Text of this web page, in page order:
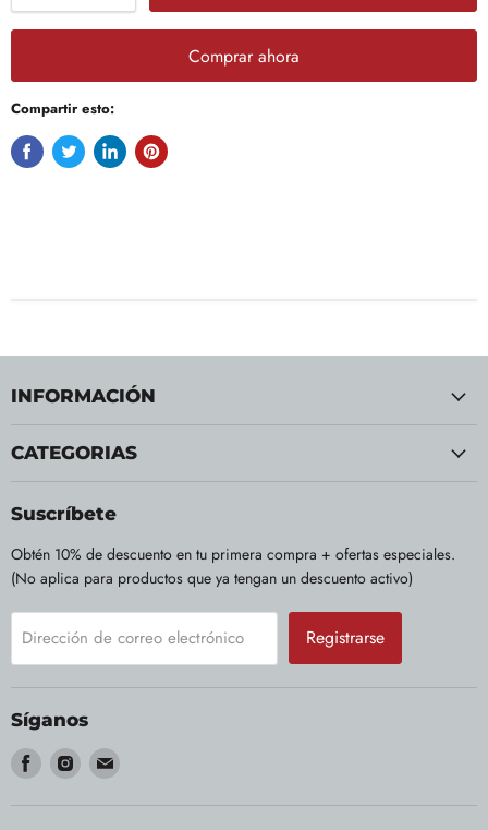
Comprar ahora
Compartir esto:
INFORMACIÓN
CATEGORIAS
Suscríbete
Obtén 10% de descuento en tu primera compra + ofertas especiales.
(No aplica para productos que ya tengan un descuento activo)
Dirección de correo electrónico Registrarse
Síganos
Encuéntrenos
Facebook
Encuéntrenos
Instagram
Encuéntrenos
Correo